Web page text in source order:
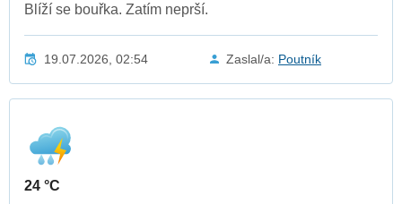
Blíží se bouřka. Zatím neprší.
19.07.2026, 02:54 Zaslal/a: Poutník
24 °C